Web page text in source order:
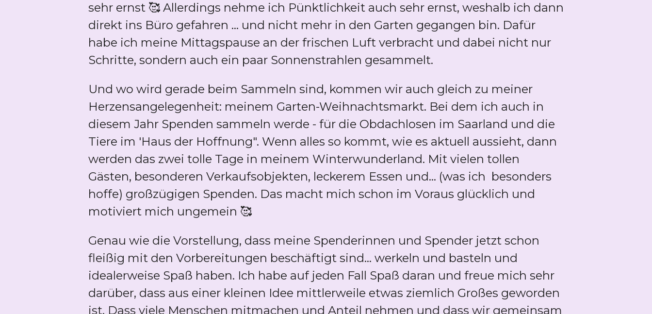
sehr ernst 🥰 Allerdings nehme ich Pünktlichkeit auch sehr ernst, weshalb ich dann
direkt ins Büro gefahren ... und nicht mehr in den Garten gegangen bin. Dafür
habe ich meine Mittagspause an der frischen Luft verbracht und dabei nicht nur
Schritte, sondern auch ein paar Sonnenstrahlen gesammelt.
Und wo wird gerade beim Sammeln sind, kommen wir auch gleich zu meiner
Herzensangelegenheit: meinem Garten-Weihnachtsmarkt. Bei dem ich auch in
diesem Jahr Spenden sammeln werde - für die Obdachlosen im Saarland und die
Tiere im 'Haus der Hoffnung". Wenn alles so kommt, wie es aktuell aussieht, dann
werden das zwei tolle Tage in meinem Winterwunderland. Mit vielen tollen
Gästen, besonderen Verkaufsobjekten, leckerem Essen und... (was ich besonders
hoffe) großzügigen Spenden. Das macht mich schon im Voraus glücklich und
motiviert mich ungemein 🥰
Genau wie die Vorstellung, dass meine Spenderinnen und Spender jetzt schon
fleißig mit den Vorbereitungen beschäftigt sind... werkeln und basteln und
idealerweise Spaß haben. Ich habe auf jeden Fall Spaß daran und freue mich sehr
darüber, dass aus einer kleinen Idee mittlerweile etwas ziemlich Großes geworden
ist. Dass viele Menschen mitmachen und Anteil nehmen und dass wir gemeinsam